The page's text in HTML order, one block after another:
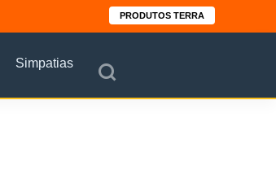
PRODUTOS TERRA
Simpatias